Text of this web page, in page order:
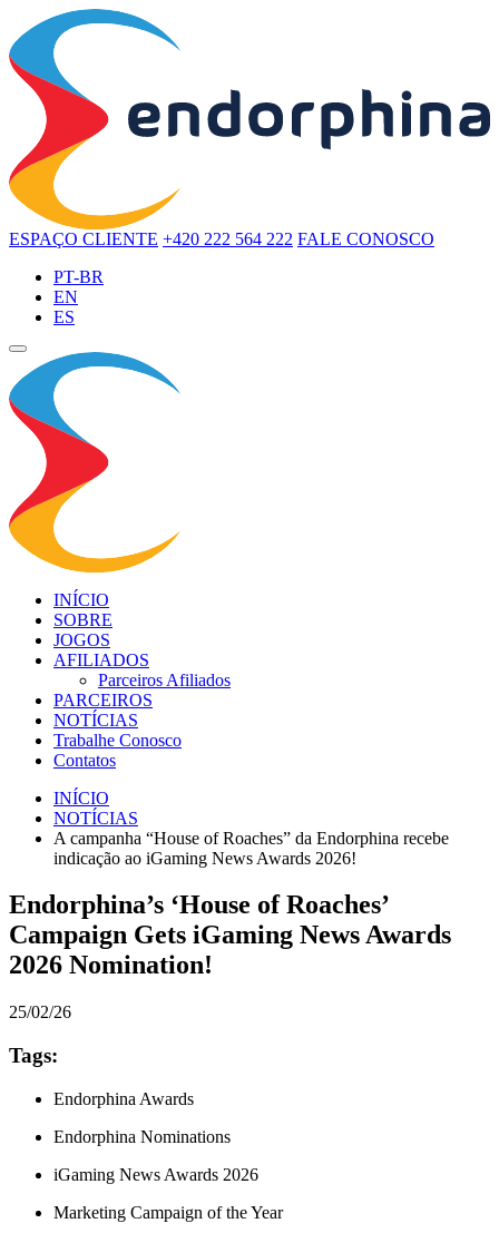
ESPAÇO CLIENTE +420 222 564 222 FALE CONOSCO
PT-BR
EN
ES
INÍCIO
SOBRE
JOGOS
AFILIADOS
Parceiros Afiliados
PARCEIROS
NOTÍCIAS
Trabalhe Conosco
Contatos
INÍCIO
NOTÍCIAS
A campanha “House of Roaches” da Endorphina recebe
indicação ao iGaming News Awards 2026!
Endorphina’s ‘House of Roaches’
Campaign Gets iGaming News Awards
2026 Nomination!
25/02/26
Tags:
Endorphina Awards
Endorphina Nominations
iGaming News Awards 2026
Marketing Campaign of the Year